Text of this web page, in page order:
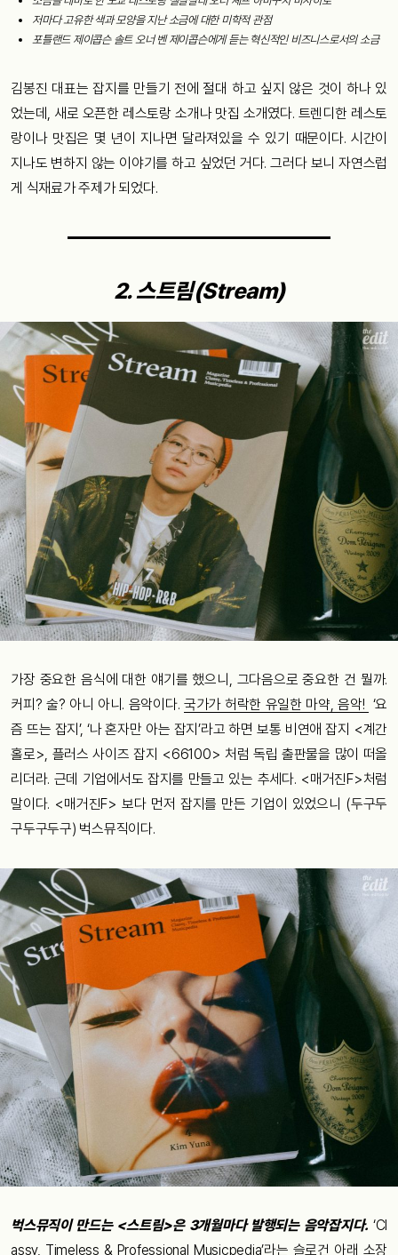
저마다고유한 색과모양을 지난 소금에 대한 미학적 관점
포틀랜드 제이콥슨 솔트 오너 벤 제이콥슨에게 듣는 혁신적인 비즈니스로서의 소금
김봉진 대표는 잡지를 만들기 전에 절대 하고 싶지 않은 것이 하나 있
었는데 , 새로 오픈한 레스토랑 소개나 맛집 소개였다. 트렌디한 레스토
랑이나 맛집은 몇 년이 지나면 달라져있을 수 있기 때문이다. 시간이
지나도 변하지 않는 이야기를 하고 싶었던 거다.그러다 보니 자연스럽
게 식재료가주제가 되었다.
2.스트림(Stream)
가장 중요한 음식에 대한 얘기를 했으니 그다음으로 중요한 건 뭘까.
커피? 술? 아니 아니. 음악이다. 국가가 허락한 유일한 마약 ,음악! ‘요
즘 뜨는 잡지’, ‘나 혼자만 아는 잡지’라고 하면 보통 비연애 잡지 <계간
홀로 >, 플러스 사이즈 잡지 <66100> 처럼 독립 출판물을 많이 떠올
리더라. 근데 기업에서도 잡지를 만들고 있는 추세다. <매거진F>처럼
말이다. <매거진F>보다 먼저 잡지를 만든 기업이 있었으니 (두구두
구두구두구) 벅스뮤직이다.
벅스뮤직이 만드는<스트림>은3개월마다 발행되는 음악잡지다. ‘Cl
assy, Timeless & Professional Musicpedia’라는 슬로건 아래 소장